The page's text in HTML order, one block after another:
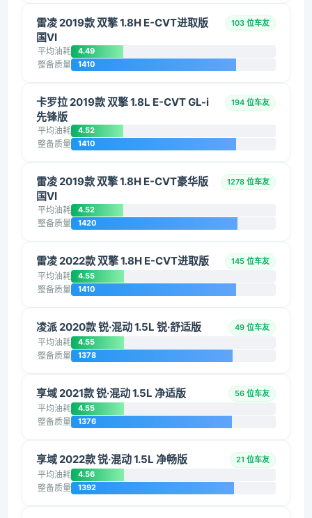
雷凌 2019款 双擎 1.8H E-CVT进取版
国VI
103 位车友
平均油耗 4.49
整备质量 1410
卡罗拉 2019款 双擎 1.8L E-CVT GL-i
先锋版
194 位车友
平均油耗 4.52
整备质量 1410
雷凌 2019款 双擎 1.8H E-CVT豪华版
国VI
1278 位车友
平均油耗 4.52
整备质量 1420
雷凌 2022款 双擎 1.8H E-CVT进取版 145 位车友
平均油耗 4.55
整备质量 1410
凌派 2020款 锐·混动 1.5L 锐·舒适版 49 位车友
平均油耗 4.55
整备质量 1378
享域 2021款 锐·混动 1.5L 净适版 56 位车友
平均油耗 4.55
整备质量 1376
享域 2022款 锐·混动 1.5L 净畅版 21 位车友
平均油耗 4.56
整备质量 1392